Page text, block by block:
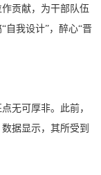
贡献，为干部队伍
自我设计”，醉心“晋
无可厚非。此前，
据显示，其所受到